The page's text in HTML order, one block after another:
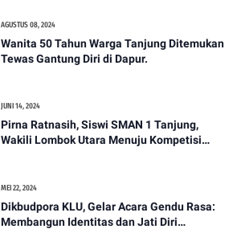
AGUSTUS 08, 2024
Wanita 50 Tahun Warga Tanjung Ditemukan
Tewas Gantung Diri di Dapur.
JUNI 14, 2024
Pirna Ratnasih, Siswi SMAN 1 Tanjung,
Wakili Lombok Utara Menuju Kompetisi
MEI 22, 2024
Dikbudpora KLU, Gelar Acara Gendu Rasa:
Membangun Identitas dan Jati Diri